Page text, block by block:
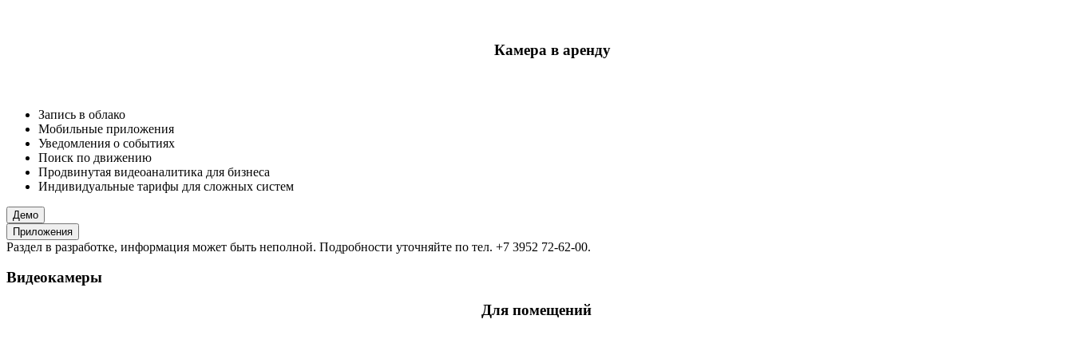
Камера в аренду
Запись в облако
Мобильные приложения
Уведомления о событиях
Поиск по движению
Продвинутая видеоаналитика для бизнеса
Индивидуальные тарифы для сложных систем
Демо
Приложения
Раздел в разработке, информация может быть неполной. Подробности уточняйте по тел. +7 3952 72-62-00.
Видеокамеры
Для помещений